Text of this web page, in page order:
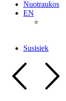
Nuotraukos
EN
Susisiek